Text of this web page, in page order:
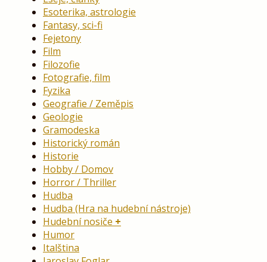
Esoterika, astrologie
Fantasy, sci-fi
Fejetony
Film
Filozofie
Fotografie, film
Fyzika
Geografie / Zeměpis
Geologie
Gramodeska
Historický román
Historie
Hobby / Domov
Horror / Thriller
Hudba
Hudba (Hra na hudební nástroje)
Hudební nosiče
Humor
Italština